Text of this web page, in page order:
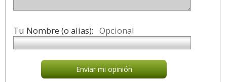
Tu Nombre (o alias): Opcional
Envíar mi opinión